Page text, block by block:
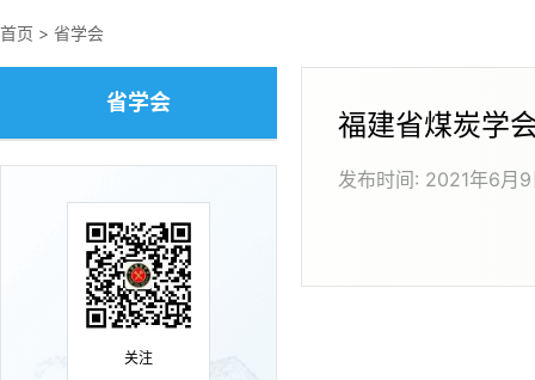
首页 > 省学会
省学会
关注
福建省煤炭学
发布时间: 2021年6月9